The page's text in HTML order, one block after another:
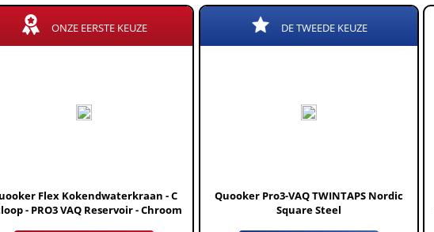
ONZE EERSTE KEUZE
Flex Kokendwaterkraan - C
- PRO3 VAQ Reservoir - Chroom
DE TWEEDE KEUZE
Quooker Pro3-VAQ TWINTAPS Nordic
Square Steel